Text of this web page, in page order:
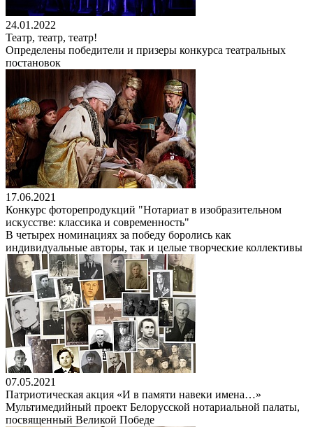
24.01.2022
Театр, театр, театр!
Определены победители и призеры конкурса театральных
постановок
17.06.2021
Конкурс фоторепродукций "Нотариат в изобразительном
искусстве: классика и современность"
В четырех номинациях за победу боролись как
индивидуальные авторы, так и целые творческие коллективы
07.05.2021
Патриотическая акция «И в памяти навеки имена…»
Мультимедийный проект Белорусской нотариальной палаты,
посвященный Великой Победе